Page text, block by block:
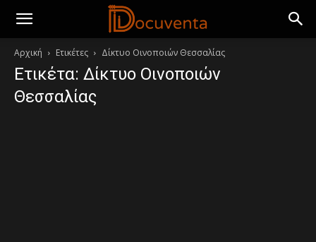
Αρχική Ετικέτες Δίκτυο Οινοποιών Θεσσαλίας
Ετικέτα: Δίκτυο Οινοποιών
Θεσσαλίας